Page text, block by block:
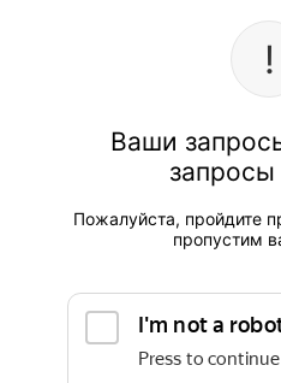
Ваши
запросы
Пожалуйста, пройдите
пропустим